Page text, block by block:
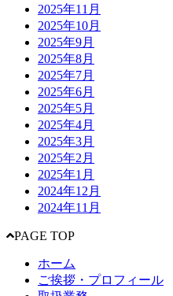
2025年11月
2025年10月
2025年9月
2025年8月
2025年7月
2025年6月
2025年5月
2025年4月
2025年3月
2025年2月
2025年1月
2024年12月
2024年11月
PAGE TOP
ホーム
ご挨拶・プロフィール